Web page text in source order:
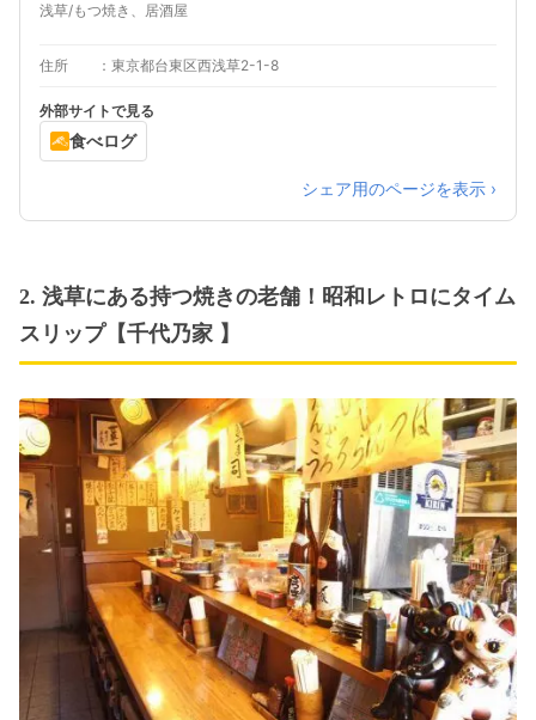
浅草/もつ焼き、居酒屋
住所 東京都台東区西浅草2-1-8
外部サイトで見る
食べログ
シェア用のページを表示 ›
2. 浅草にある持つ焼きの老舗！昭和レトロにタイム
スリップ【千代乃家 】